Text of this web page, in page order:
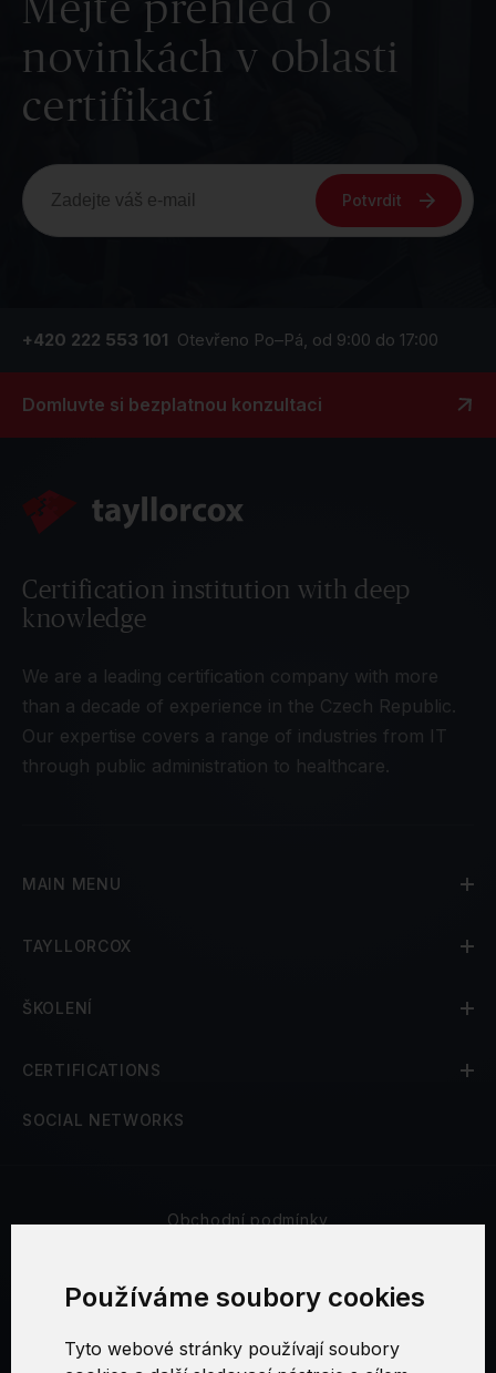
Používáme soubory cookies
Tyto webové stránky používají soubory
novinkách v oblasti
certifikací
Potvrdit
+420 222 553 101 Otevřeno Po–Pá, od 9:00 do 17:00
Domluvte si bezplatnou konzultaci
Certification institution with deep
knowledge
We are a leading certification company with more
than a decade of experience in the Czech Republic.
Our expertise covers a range of industries from IT
through public administration to healthcare.
MAIN MENU
TAYLLORCOX
ŠKOLENÍ
CERTIFICATIONS
SOCIAL NETWORKS
Obchodní podmínky